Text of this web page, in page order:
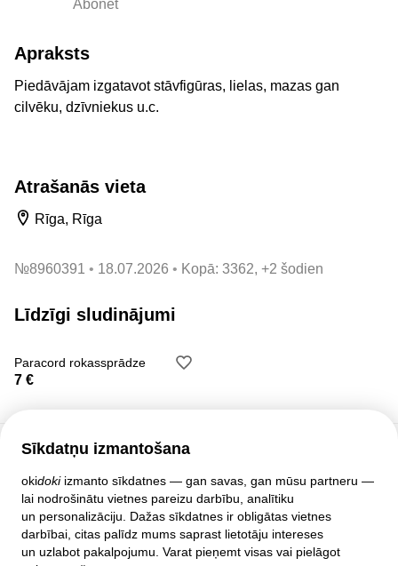
Abonēt
Apraksts
Piedāvājam izgatavot stāvfigūras, lielas, mazas gan
cilvēku, dzīvniekus u.c.
Atrašanās vieta
Rīga, Rīga
№8960391 18.07.2026 Kopā: 3362, +2 šodien
Līdzīgi sludinājumi
Paracord rokassprādze
7 €
Sīkdatņu izmantošana
okidokiizmanto sīkdatnes — gan savas, gan mūsu partneru —
lai nodrošinātu vietnes pareizu darbību, analītiku
un personalizāciju. Dažas sīkdatnes ir obligātas vietnes
darbībai, citas palīdz mums saprast lietotāju intereses
un uzlabot pakalpojumu. Varat pieņemt visas vai pielāgot
Klientu atbalsts
Palīdzība
Politika un līgumi
Privātuma iestatījumi